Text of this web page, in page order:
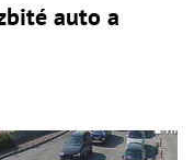
auto a